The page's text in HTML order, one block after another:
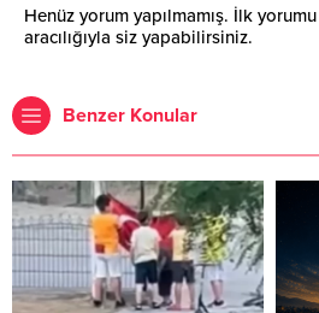
Henüz yorum yapılmamış. İlk
aracılığıyla siz yapabilirsiniz.
Benzer Konular